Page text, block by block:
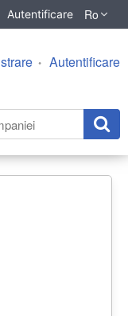
Autentificare Ro
Autentificare